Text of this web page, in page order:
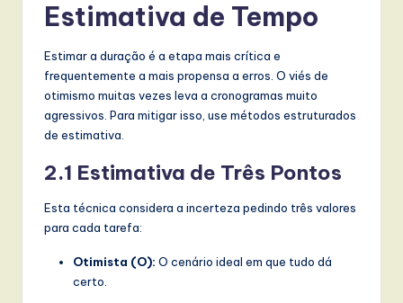
Estimativa de Tempo
Estimar a duração é a etapa mais crítica e
frequentemente a mais propensa a erros. O viés de
otimismo muitas vezes leva a cronogramas muito
agressivos. Para mitigar isso, use métodos estruturados
de estimativa.
2.1 Estimativa de Três Pontos
Esta técnica considera a incerteza pedindo três valores
para cada tarefa:
Otimista (O): O cenário ideal em que tudo dá
certo.